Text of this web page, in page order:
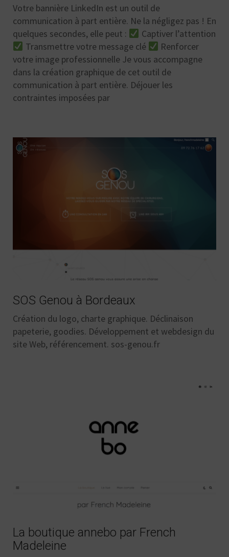
Votre bannière LinkedIn est un outil de
communication à part entière. Ne la négligez pas ! En
quelques secondes, elle peut :
Captiver l’attention
Transmettre votre message clé
Renforcer
votre image professionnelle Je vous accompagne
dans la création graphique de cet outil de
communication à part entière. Déjouer les
contraintes imposées par
SOS Genou à Bordeaux
Création du logo, charte graphique. Déclinaison
papeterie, goodies. Développement et webdesign du
site Web, référencement. sos-genou.fr
La boutique annebo par French
Madeleine